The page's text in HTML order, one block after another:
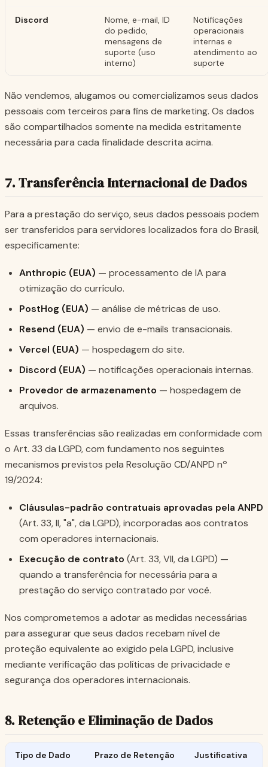
Discord
Nome, e-mail, ID
do pedido,
mensagens de
suporte (uso
interno)
Notificações
operacionais
internas e
atendimento ao
suporte
Não vendemos, alugamos ou comercializamos seus dados
pessoais com terceiros para fins de marketing. Os dados
são compartilhados somente na medida estritamente
necessária para cada finalidade descrita acima.
7. Transferência Internacional de Dados
Para a prestação do serviço, seus dados pessoais podem
ser transferidos para servidores localizados fora do Brasil,
especificamente:
Anthropic (EUA) — processamento de IA para
otimização do currículo.
PostHog (EUA) — análise de métricas de uso.
Resend (EUA) — envio de e-mails transacionais.
Vercel (EUA) — hospedagem do site.
Discord (EUA) — notificações operacionais internas.
Provedor de armazenamento — hospedagem de
arquivos.
Essas transferências são realizadas em conformidade com
o Art. 33 da LGPD, com fundamento nos seguintes
mecanismos previstos pela Resolução CD/ANPD nº
19/2024:
Cláusulas-padrão contratuais aprovadas pela ANPD
(Art. 33, II, "a", da LGPD), incorporadas aos contratos
com operadores internacionais.
Execução de contrato (Art. 33, VII, da LGPD) —
quando a transferência for necessária para a
prestação do serviço contratado por você.
Nos comprometemos a adotar as medidas necessárias
para assegurar que seus dados recebam nível de
proteção equivalente ao exigido pela LGPD, inclusive
mediante verificação das políticas de privacidade e
segurança dos operadores internacionais.
8. Retenção e Eliminação de Dados
Tipo de Dado Prazo de Retenção Justificativa